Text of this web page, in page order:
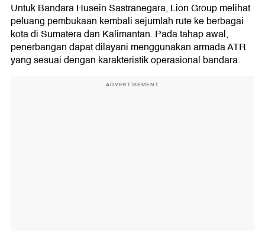
Untuk Bandara Husein Sastranegara, Lion Group melihat
peluang pembukaan kembali sejumlah rute ke berbagai
kota di Sumatera dan Kalimantan. Pada tahap awal,
penerbangan dapat dilayani menggunakan armada ATR
yang sesuai dengan karakteristik operasional bandara.
ADVERTISEMENT